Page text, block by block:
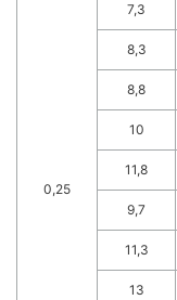
0,25
7,3
8,3
8,8
10
11,8
9,7
11,3
13